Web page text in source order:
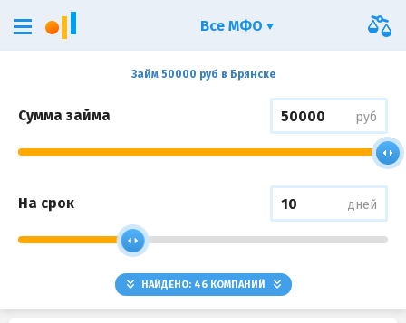
Займ 50000 руб в Брянске
Сумма займа руб
На срок дней
НАЙДЕНО: 46КОМПАНИЙ
Все МФО